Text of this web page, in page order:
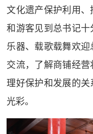
文化遗产保护利用
和游客见到总书记
乐器、载歌载舞欢
交流，了解商铺经
理好保护和发展的
光彩。